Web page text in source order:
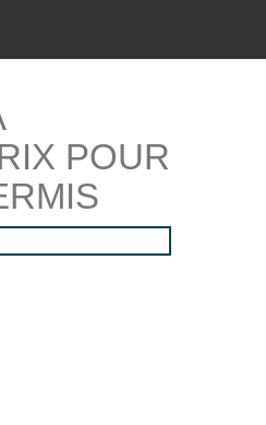
POUR